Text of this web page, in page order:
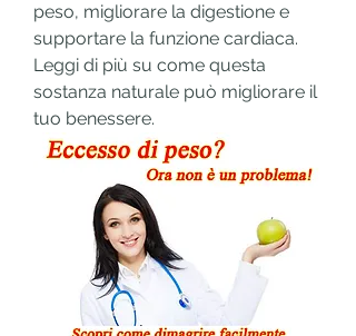
peso, migliorare la digestione e
supportare la funzione cardiaca.
Leggi di più su come questa
sostanza naturale può migliorare il
tuo benessere.